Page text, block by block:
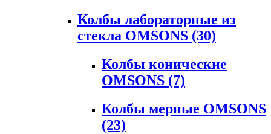
Колбы лабораторные из
стекла OMSONS (30)
Колбы конические
OMSONS (7)
Колбы мерные OMSONS
(23)